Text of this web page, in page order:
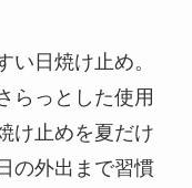
い日焼け止め。
らっとした使用
け止めを夏だけ
の外出まで習慣